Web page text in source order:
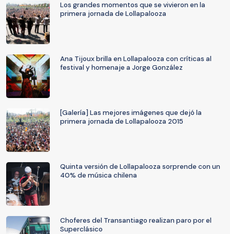
Los grandes momentos que se vivieron en la
primera jornada de Lollapalooza
Ana Tijoux brilla en Lollapalooza con críticas al
festival y homenaje a Jorge González
[Galería] Las mejores imágenes que dejó la
primera jornada de Lollapalooza 2015
Quinta versión de Lollapalooza sorprende con un
40% de música chilena
Choferes del Transantiago realizan paro por el
Superclásico